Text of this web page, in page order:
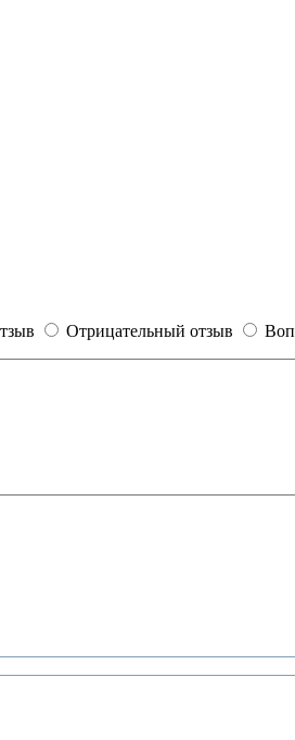
Отрицательный отзыв